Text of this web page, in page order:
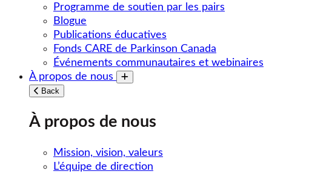
Programme de soutien par les pairs
Blogue
Publications éducatives
Fonds CARE de Parkinson Canada
Événements communautaires et webinaires
À propos de nous
Toggle submenu
Back
À propos de nous
Mission, vision, valeurs
L’équipe de direction